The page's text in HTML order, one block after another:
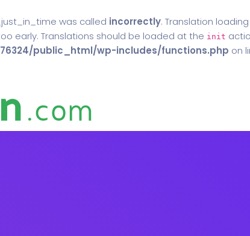
was called incorrectly. Translation
early. Translations should be loaded at the init
public_html/wp-includes/functions.php on